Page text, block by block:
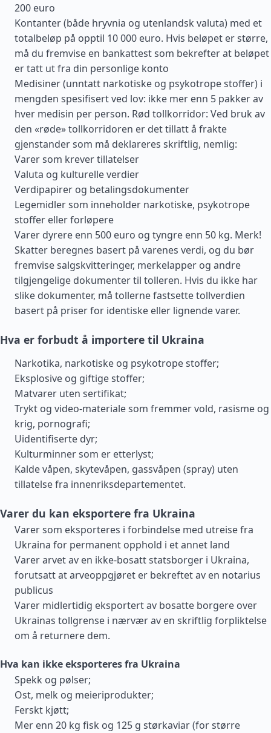
200 euro
Kontanter (både hryvnia og utenlandsk valuta) med et
totalbeløp på opptil 10 000 euro. Hvis beløpet er større,
må du fremvise en bankattest som bekrefter at beløpet
er tatt ut fra din personlige konto
Medisiner (unntatt narkotiske og psykotrope stoffer) i
mengden spesifisert ved lov: ikke mer enn 5 pakker av
hver medisin per person. Rød tollkorridor: Ved bruk av
den «røde» tollkorridoren er det tillatt å frakte
gjenstander som må deklareres skriftlig, nemlig:
Varer som krever tillatelser
Valuta og kulturelle verdier
Verdipapirer og betalingsdokumenter
Legemidler som inneholder narkotiske, psykotrope
stoffer eller forløpere
Varer dyrere enn 500 euro og tyngre enn 50 kg. Merk!
Skatter beregnes basert på varenes verdi, og du bør
fremvise salgskvitteringer, merkelapper og andre
tilgjengelige dokumenter til tolleren. Hvis du ikke har
slike dokumenter, må tollerne fastsette tollverdien
basert på priser for identiske eller lignende varer.
Hva er forbudt å importere til Ukraina
Narkotika, narkotiske og psykotrope stoffer;
Eksplosive og giftige stoffer;
Matvarer uten sertifikat;
Trykt og video-materiale som fremmer vold, rasisme og
krig, pornografi;
Uidentifiserte dyr;
Kulturminner som er etterlyst;
Kalde våpen, skytevåpen, gassvåpen (spray) uten
tillatelse fra innenriksdepartementet.
Varer du kan eksportere fra Ukraina
Varer som eksporteres i forbindelse med utreise fra
Ukraina for permanent opphold i et annet land
Varer arvet av en ikke-bosatt statsborger i Ukraina,
forutsatt at arveoppgjøret er bekreftet av en notarius
publicus
Varer midlertidig eksportert av bosatte borgere over
Ukrainas tollgrense i nærvær av en skriftlig forpliktelse
om å returnere dem.
Hva kan ikke eksporteres fra Ukraina
Spekk og pølser;
Ost, melk og meieriprodukter;
Ferskt kjøtt;
Mer enn 20 kg fisk og 125 g størkaviar (for større